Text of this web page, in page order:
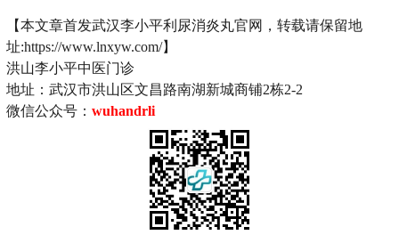
【本文章首发武汉李小平利尿消炎丸官网，转载请保留地
址:https://www.lnxyw.com/】
洪山李小平中医门诊
地址：武汉市洪山区文昌路南湖新城商铺2栋2-2
微信公众号： wuhandrli